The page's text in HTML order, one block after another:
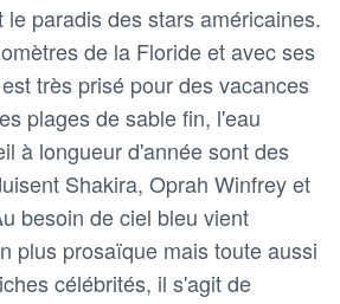
le paradis des stars américaines.
de la Floride et avec ses
très prisé pour des vacances
plages de sable fin, l'eau
à longueur d'année sont des
Shakira, Oprah Winfrey et
besoin de ciel bleu vient
plus prosaïque mais toute aussi
célébrités, il s'agit de